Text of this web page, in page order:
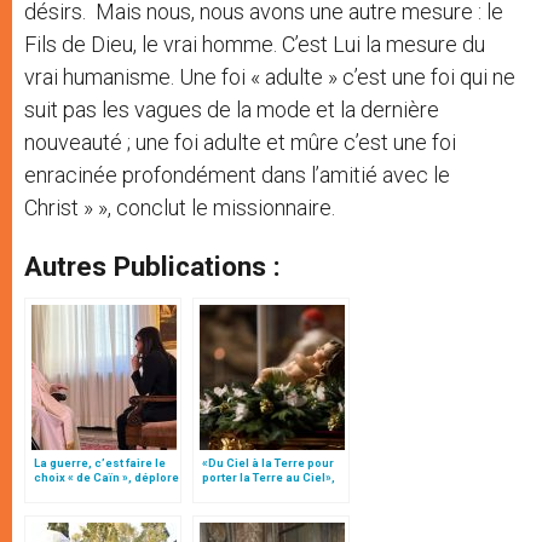
désirs. Mais nous, nous avons une autre mesure : le
Fils de Dieu, le vrai homme. C’est Lui la mesure du
vrai humanisme. Une foi « adulte » c’est une foi qui ne
suit pas les vagues de la mode et la dernière
nouveauté ; une foi adulte et mûre c’est une foi
enracinée profondément dans l’amitié avec le
Christ » », conclut le missionnaire.
Autres Publications :
La guerre, c’est faire le
choix « de Caïn », déplore
«Du Ciel à la Terre pour
porter la Terre au Ciel»,